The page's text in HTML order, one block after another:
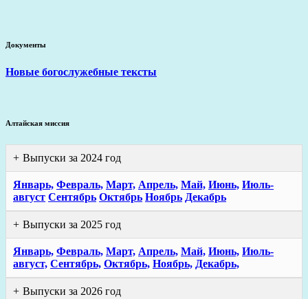
Документы
Новые богослужебные тексты
Алтайская миссия
Выпуски за 2024 год
Январь, Февраль, Март, Апрель, Май, Июнь, Июль-
август Сентябрь Октябрь Ноябрь Декабрь
Выпуски за 2025 год
Январь, Февраль, Март, Апрель, Май, Июнь, Июль-
август, Сентябрь, Октябрь, Ноябрь, Декабрь,
Выпуски за 2026 год